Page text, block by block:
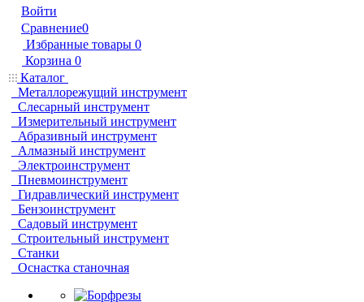
Войти
Сравнение0
Избранные товары 0
Корзина 0
Каталог
Металлорежущий инструмент
Слесарный инструмент
Измерительный инструмент
Абразивный инструмент
Алмазный инструмент
Электроинструмент
Пневмоинструмент
Гидравлический инструмент
Бензоинструмент
Садовый инструмент
Строительный инструмент
Станки
Оснастка станочная